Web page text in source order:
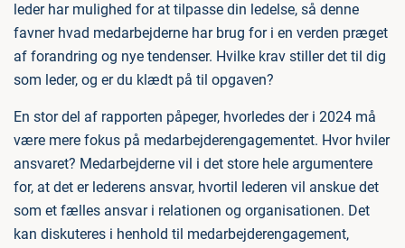
leder har mulighed for at tilpasse din ledelse, så denne
favner hvad medarbejderne har brug for i en verden præget
af forandring og nye tendenser. Hvilke krav stiller det til dig
som leder, og er du klædt på til opgaven?
En stor del af rapporten påpeger, hvorledes der i 2024 må
være mere fokus på medarbejderengagementet. Hvor hviler
ansvaret? Medarbejderne vil i det store hele argumentere
for, at det er lederens ansvar, hvortil lederen vil anskue det
som et fælles ansvar i relationen og organisationen. Det
kan diskuteres i henhold til medarbejderengagement,